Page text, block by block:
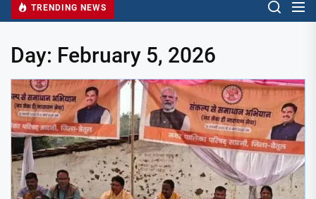
TRENDING NEWS
Day: February 5, 2026